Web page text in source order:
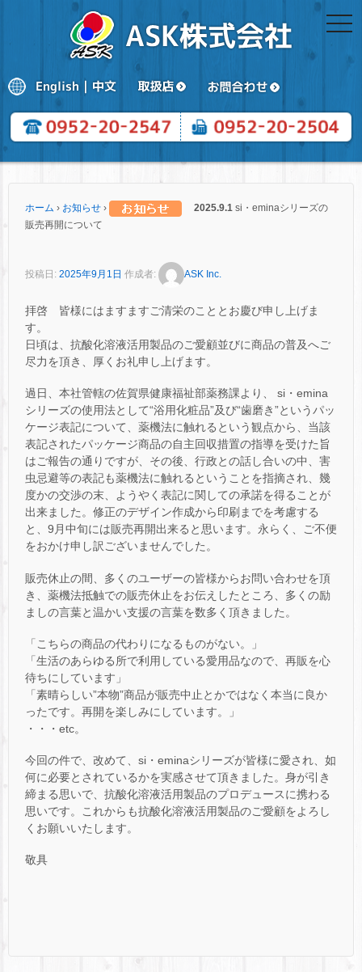
ホーム › お知らせ › 2025.9.1 si・eminaシリーズの
販売再開について
投稿日: 2025年9月1日 作成者: ASK Inc.
拝啓 皆様にはますますご清栄のこととお慶び申し上げま
す。
日頃は、抗酸化溶液活用製品のご愛顧並びに商品の普及へご
尽力を頂き、厚くお礼申し上げます。
過日、本社管轄の佐賀県健康福祉部薬務課より、 si・emina
シリーズの使用法として“浴用化粧品”及び“歯磨き”というパッ
ケージ表記について、薬機法に触れるという観点から、当該
表記されたパッケージ商品の自主回収措置の指導を受けた旨
はご報告の通りですが、その後、行政との話し合いの中、害
虫忌避等の表記も薬機法に触れるということを指摘され、幾
度かの交渉の末、ようやく表記に関しての承諾を得ることが
出来ました。修正のデザイン作成から印刷までを考慮する
と、9月中旬には販売再開出来ると思います。永らく、ご不便
をおかけ申し訳ございませんでした。
販売休止の間、多くのユーザーの皆様からお問い合わせを頂
き、薬機法抵触での販売休止をお伝えしたところ、多くの励
ましの言葉と温かい支援の言葉を数多く頂きました。
「こちらの商品の代わりになるものがない。」
「生活のあらゆる所で利用している愛用品なので、再販を心
待ちにしています」
「素晴らしい”本物”商品が販売中止とかではなく本当に良か
ったです。再開を楽しみにしています。」
・・・etc。
今回の件で、改めて、si・eminaシリーズが皆様に愛され、如
何に必要とされているかを実感させて頂きました。身が引き
締まる思いで、抗酸化溶液活用製品のプロデュースに携わる
思いです。これからも抗酸化溶液活用製品のご愛顧をよろし
くお願いいたします。
敬具